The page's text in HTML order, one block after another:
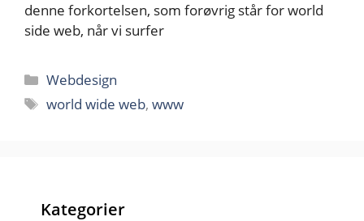
denne forkortelsen, som forøvrig står for world
side web, når vi surfer
Kategorier
Webdesign
Stikkord
world wide web,www
Kategorier